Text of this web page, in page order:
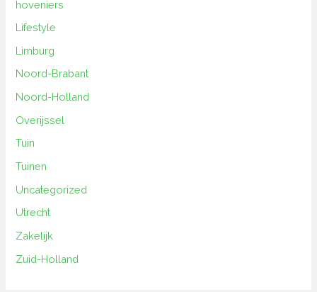
hoveniers
Lifestyle
Limburg
Noord-Brabant
Noord-Holland
Overijssel
Tuin
Tuinen
Uncategorized
Utrecht
Zakelijk
Zuid-Holland